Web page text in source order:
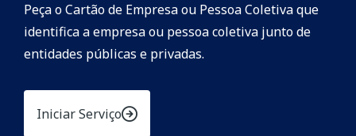
Peça o Cartão de Empresa ou Pessoa Coletiva que
identifica a empresa ou pessoa coletiva junto de
entidades públicas e privadas.
Iniciar Serviço